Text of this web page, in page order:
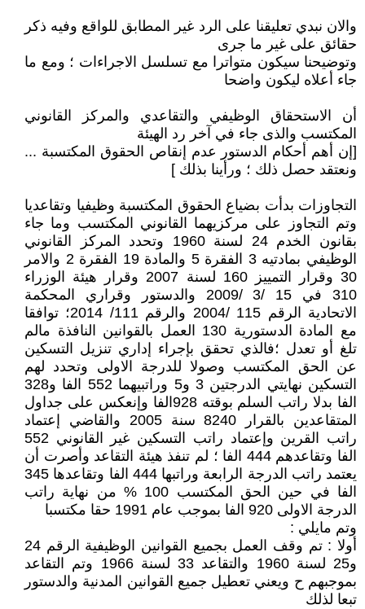
والان نبدي تعليقنا على الرد غير المطابق للواقع وفيه ذكر
حقائق على غير ما جرى
وتوضيحنا سيكون متواترا مع تسلسل الاجراءات ؛ ومع ما
جاء أعلاه ليكون واضحا
أن الاستحقاق الوظيفي والتقاعدي والمركز القانوني
المكتسب والذى جاء في آخر رد الهيئة
[إن أهم أحكام الدستور عدم إنقاص الحقوق المكتسبة ...
ونعتقد حصل ذلك ؛ ورأينا بذلك ]
التجاوزات بدأت بضياع الحقوق المكتسبة وظيفيا وتقاعديا
وتم التجاوز على مركزيهما القانوني المكتسب وما جاء
بقانون الخدم 24 لسنة 1960 وتحدد المركز القانوني
الوظيفي بمادتيه 3 الفقرة 5 والمادة 19 الفقرة 2 والامر
30 وقرار التمييز 160 لسنة 2007 وقرار هيئة الوزراء
310 في 15 /3 /2009 والدستور وقراري المحكمة
الاتحادية الرقم 115 /2004 والرقم 111/ 2014؛ توافقا
مع المادة الدستورية 130 العمل بالقوانين النافذة مالم
تلغ أو تعدل ؛فالذي تحقق بإجراء إداري تنزيل التسكين
عن الحق المكتسب وصولا للدرجة الاولى وتحدد لهم
التسكين نهايتي الدرجتين 3 و5 وراتبيهما 552 الفا و328
الفا بدلا راتب السلم بوقته 928الفا وإنعكس على جداول
المتقاعدين بالقرار 8240 سنة 2005 والقاضي إعتماد
راتب القرين وإعتماد راتب التسكين غير القانوني 552
الفا وتقاعدهم 444 الفا ؛ لم تنفذ هيئة التقاعد وأصرت أن
يعتمد راتب الدرجة الرابعة وراتبها 444 الفا وتقاعدها 345
الفا في حين الحق المكتسب 100 % من نهاية راتب
الدرجة الاولى 920 الفا بموجب عام 1991 حقا مكتسبا
وتم مايلي :
أولا : تم وقف العمل بجميع القوانين الوظيفية الرقم 24
و25 لسنة 1960 والتقاعد 33 لسنة 1966 وتم التقاعد
بموجبهم ح ويعني تعطيل جميع القوانين المدنية والدستور
تبعا لذلك